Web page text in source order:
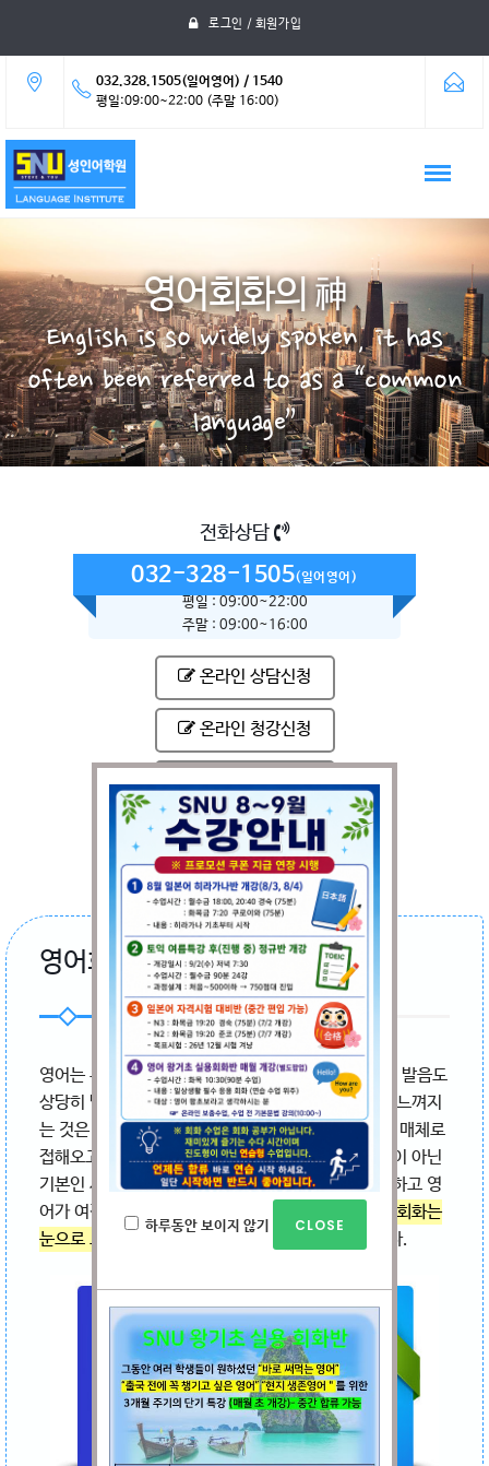
하루동안 보이지 않기
로그인 / 회원가입
032.328.1505(일어영어) / 1540
평일:09:00~22:00 (주말 16:00)
영어회화의 神
English is so widely spoken, it has
often been referred to as a “common
language”
전화상담
032-328-1505(일어영어)
평일 : 09:00~22:00
주말 : 09:00~16:00
온라인 상담신청
온라인 청강신청
기업체 출강상담
영어회화란...
영어는 우리나라 말과 많이 다릅니다. 어순도 틀리고, 발음도
상당히 많이 다릅니다. 하지만 영어가 다소 익숙하게 느껴지
는 것은 그만큼 우리가 오랜 시간 동안 배우고 다양한 매체로
접해오고 있기 때문입니다. 영어가 더 이상 프리미엄이 아닌
기본인 시대에 살고 있다 하겠습니다. 그럼에도 불구하고 영
어가 여전히 불안하고 자신감이 없는 것은
말로 하는 회화는
눈으로 보는 영어와는 전혀 다른 세계
이기 때문입니다.